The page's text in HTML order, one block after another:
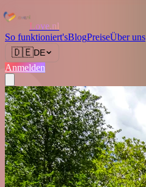
Love.nl
So funktioniert'sBlogPreiseÜber uns
🇩🇪DE
Anmelden